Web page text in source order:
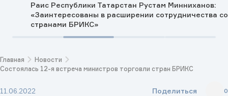
Раис Республики Татарстан Рустам Минниханов:
«Заинтересованы в расширении сотрудничества со
странами БРИКС»
Главная
Новости
Состоялась 12-я встреча министров торговли стран БРИКС
11.06.2022 Поделиться 0